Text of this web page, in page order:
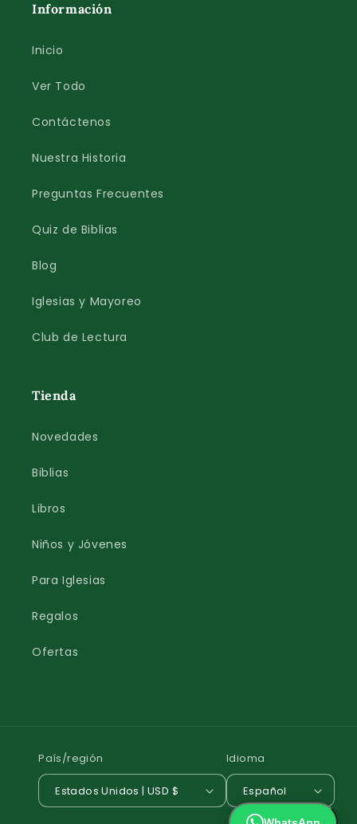
Información
Inicio
Ver Todo
Contáctenos
Nuestra Historia
Preguntas Frecuentes
Quiz de Biblias
Blog
Iglesias y Mayoreo
Club de Lectura
Tienda
Novedades
Biblias
Libros
Niños y Jóvenes
Para Iglesias
Regalos
Ofertas
País/región
Estados Unidos | USD $
Idioma
Español